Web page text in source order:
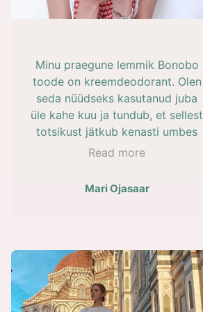
Minu praegune lemmik Bonobo
toode on kreemdeodorant. Olen
seda nüüdseks kasutanud juba
üle kahe kuu ja tundub, et sellest
totsikust jätkub kenasti umbes
kolmeks kuuks. Nii ilus pakend
ilunurka ning inspireerib igal
hetkel loodusega ühenduses
alla kreemi kanda, siis nüüd on
sellest saanud minu lemmik
ilurituaal. Meie kaenlaalused
saavad nii vähe armastust ja mis
Read more
Mari Ojasaar